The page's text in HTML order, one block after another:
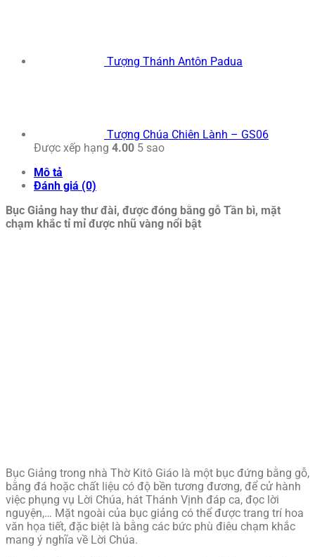
Tượng Thánh Antôn Padua
Tượng Chúa Chiên Lành – GS06
Được xếp hạng 4.00 5 sao
Mô tả
Đánh giá (0)
Bục Giảng hay thư đài, được đóng bằng gỗ Tần bì, mặt
chạm khắc tỉ mỉ được nhũ vàng nổi bật
Bục Giảng trong nhà Thờ Kitô Giáo là một bục đứng bằng gỗ,
bằng đá hoặc chất liệu có độ bền tương đương, để cử hành
việc phụng vụ Lời Chúa, hát Thánh Vịnh đáp ca, đọc lời
nguyện,… Mặt ngoài của bục giảng có thể được trang trí hoa
văn họa tiết, đặc biệt là bằng các bức phù điêu chạm khắc
mang ý nghĩa về Lời Chúa.